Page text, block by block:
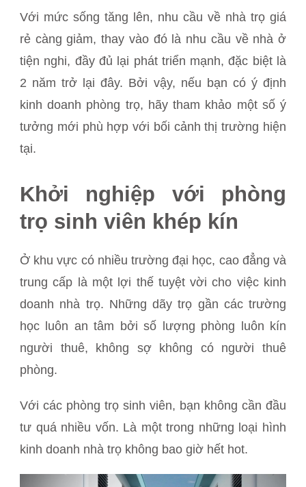
Với mức sống tăng lên, nhu cầu về nhà trọ giá
rẻ càng giảm, thay vào đó là nhu cầu về nhà ở
tiện nghi, đầy đủ lại phát triển mạnh, đặc biệt là
2 năm trở lại đây. Bởi vậy, nếu bạn có ý định
kinh doanh phòng trọ, hãy tham khảo một số ý
tưởng mới phù hợp với bối cảnh thị trường hiện
tại.
Khởi nghiệp với phòng
trọ sinh viên khép kín
Ở khu vực có nhiều trường đại học, cao đẳng và
trung cấp là một lợi thế tuyệt vời cho việc kinh
doanh nhà trọ. Những dãy trọ gần các trường
học luôn an tâm bởi số lượng phòng luôn kín
người thuê, không sợ không có người thuê
phòng.
Với các phòng trọ sinh viên, bạn không cần đầu
tư quá nhiều vốn. Là một trong những loại hình
kinh doanh nhà trọ không bao giờ hết hot.